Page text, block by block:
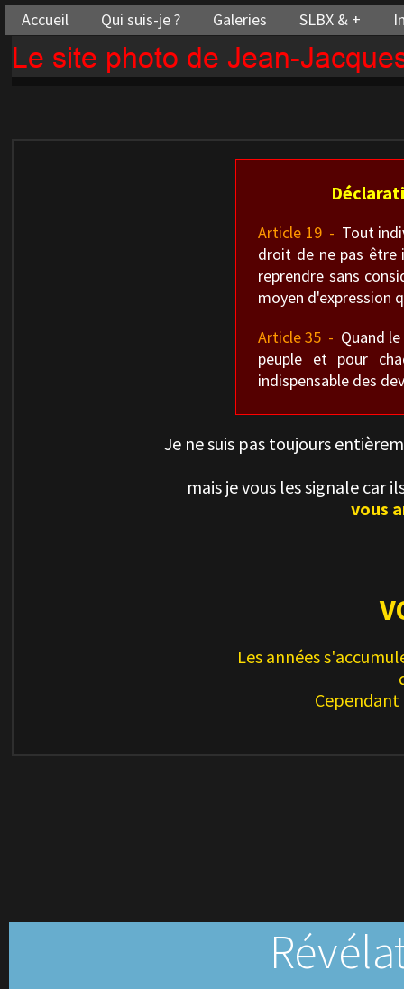
Le site photo de Jean-
Accueil Qui suis-je ? Galeries SLBX & +
Article 19 - Tout
droit de ne pas être
reprendre sans
moyen d'expression
Article 35 - Quand
peuple et pour
indispensable des
Je ne suis pas toujours
mais je vous les signale car
vous
Les années